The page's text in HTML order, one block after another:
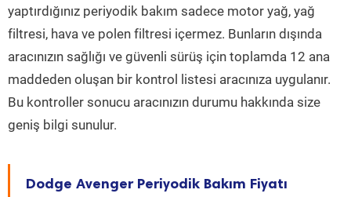
yaptırdığınız periyodik bakım sadece motor yağ, yağ
filtresi, hava ve polen filtresi içermez. Bunların dışında
aracınızın sağlığı ve güvenli sürüş için toplamda 12 ana
maddeden oluşan bir kontrol listesi aracınıza uygulanır.
Bu kontroller sonucu aracınızın durumu hakkında size
geniş bilgi sunulur.
Dodge Avenger Periyodik Bakım Fiyatı